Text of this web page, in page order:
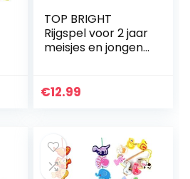
TOP BRIGHT
Rijgspel voor 2 jaar
meisjes en jongens,
speelgoed voor
€12.99